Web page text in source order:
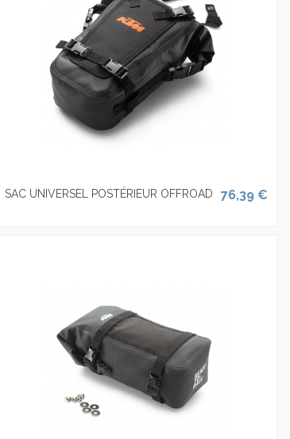
SAC UNIVERSEL POSTÉRIEUR OFFROAD 76,39 €